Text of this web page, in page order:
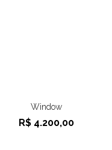
Window
R$4.200,00